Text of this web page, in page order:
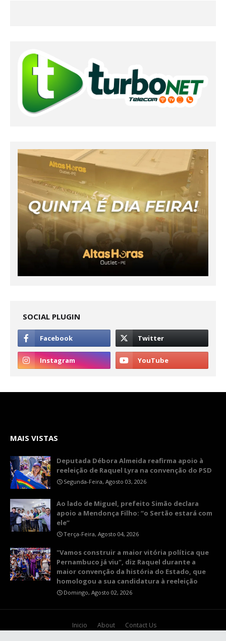
SOCIAL PLUGIN
MAIS VISTAS
Deputada Débora Almeida reafirma apoio à
reeleição de Raquel Lyra na convenção do PSD
Segunda-Feira, Agosto 03, 2026
Ao lado de Miguel, prefeito Simão declara
apoio a Mendonça Filho: “o Sertão estará com
ele”
Terça-Feira, Agosto 04, 2026
"Vamos construir a maior vitória política que
Pernambuco já viu", diz Raquel durante a
maior convenção da história do Estado, que
homologou a sua candidatura à reeleição
Domingo, Agosto 02, 2026
Inicio About
Contact Us